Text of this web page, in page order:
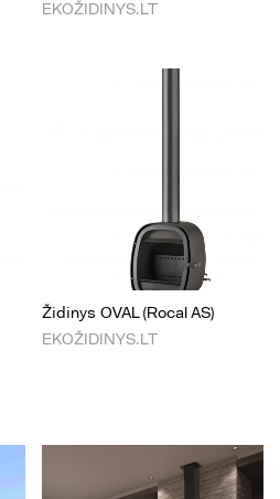
EKOŽIDINYS.LT
Židinys OVAL (Rocal AS)
EKOŽIDINYS.LT